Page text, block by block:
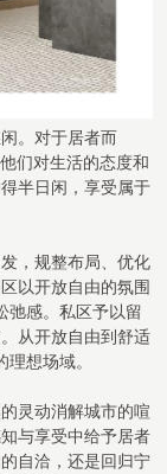
。对于居者而
们对生活的态度和
半日闲，享受属于
，规整布局、优化
以开放自由的氛围
弛感。私区予以留
从开放自由到舒适
想场域。
灵动消解城市的喧
与享受中给予居者
自洽，还是回归宁